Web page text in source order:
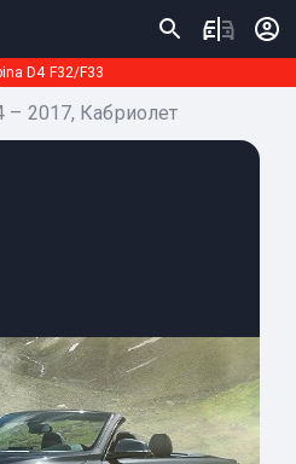
D4 F32/F33
– 2017, Кабриолет